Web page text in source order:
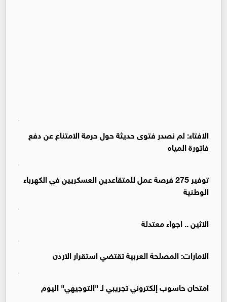
الافتاء: لم نصدر فتوى حديثة حول حرمة الامتناع عن دفع
فاتورة المياه
توفير 275 فرصة عمل للمتقاعدين العسكريين في الكهرباء
الوطنية
الاثين .. اجواء معتدلة
الامارات: المصلحة العربية تقتضي استقرار الاردن
امتحان حاسوب إلكتروني تجريبي لـ "التوجيهي" اليوم